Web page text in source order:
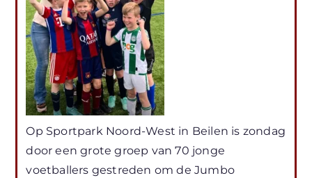
Op Sportpark Noord-West in Beilen is zondag
door een grote groep van 70 jonge
voetballers gestreden om de Jumbo